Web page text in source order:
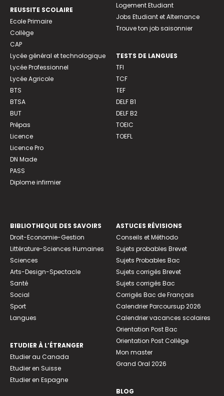
REUSSITE SCOLAIRE
Ecole Primaire
Collège
CAP
Lycée général et technologique
Lycée Professionnel
Lycée Agricole
BTS
BTSA
BUT
Prépas
Licence
Licence Pro
DN Made
PASS
Diplome infirmier
Logement Etudiant
Jobs Etudiant et Alternance
Trouve ton job saisonnier
TESTS DE LANGUES
TFI
TCF
TEF
DELF B1
DELF B2
TOEIC
TOEFL
BIBLIOTHEQUE DES SAVOIRS
Droit-Economie-Gestion
Littérature-Sciences Humaines
Sciences
Arts-Design-Spectacle
Santé
Social
Sport
Langues
ETUDIER À L’ÉTRANGER
Etudier au Canada
Etudier en Suisse
Etudier en Espagne
ASTUCES RÉVISIONS
Conseils et Méthodo
Sujets probables Brevet
Sujets Probables Bac
Sujets corrigés Brevet
Sujets corrigés Bac
Corrigés Bac de Français
Calendrier Parcoursup 2026
Calendrier vacances scolaires
Orientation Post Bac
Orientation Post Collège
Mon master
Grand Oral 2026
BLOG